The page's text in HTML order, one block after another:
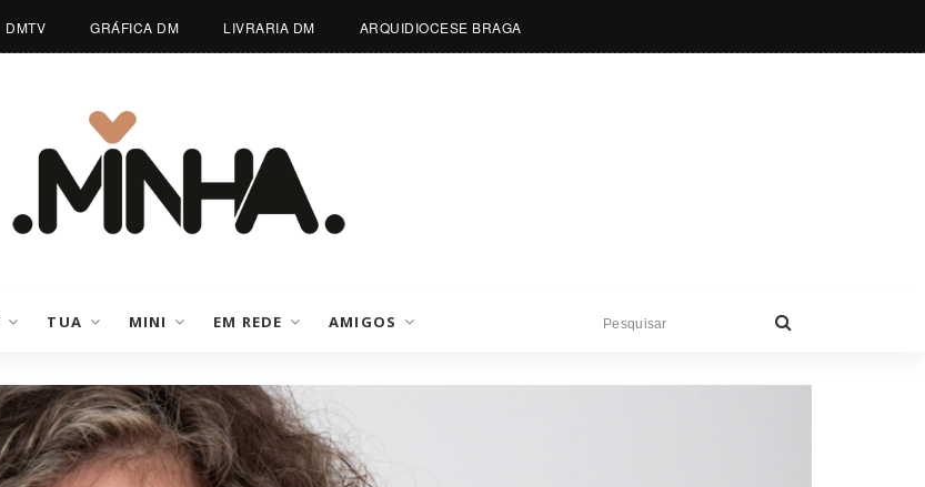
DMTV GRÁFICA DM LIVRARIA DM ARQUIDIOCESE BRAGA
TUA MINI EM REDE AMIGOS